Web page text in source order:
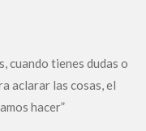
cuando tienes dudas o
aclarar las cosas, el
hacer”